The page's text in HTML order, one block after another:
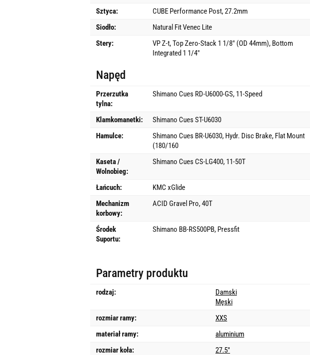
Sztyca:
CUBE Performance Post, 27.2mm
Siodło:
Natural Fit Venec Lite
Stery:
VP Z-t, Top Zero-Stack 1 1/8" (OD 44mm), Bottom
Integrated 1 1/4"
Napęd
Przerzutka
tylna:
Shimano Cues RD-U6000-GS, 11-Speed
Klamkomanetki:
Shimano Cues ST-U6030
Hamulce:
Shimano Cues BR-U6030, Hydr. Disc Brake, Flat Mount
(180/160
Kaseta /
Wolnobieg:
Shimano Cues CS-LG400, 11-50T
Łańcuch:
KMC xGlide
Mechanizm
korbowy:
ACID Gravel Pro, 40T
Środek
Suportu:
Shimano BB-RS500PB, Pressfit
Parametry produktu
rodzaj:
Damski
Męski
rozmiar ramy:
XXS
materiał ramy:
aluminium
rozmiar koła:
27.5"